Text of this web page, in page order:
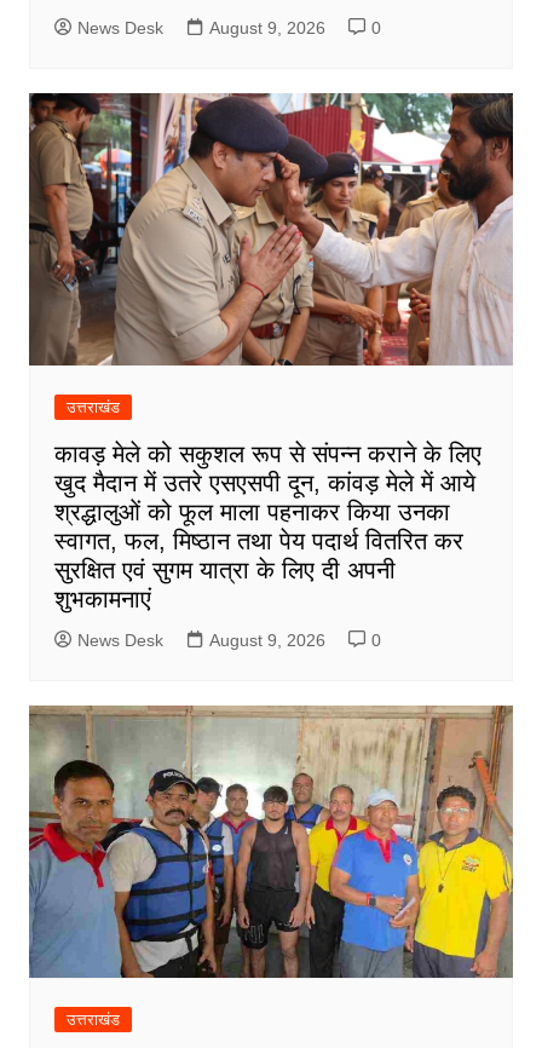
News Desk August 9, 2026 0
उत्तराखंड
कावड़ मेले को सकुशल रूप से संपन्न कराने के लिए
खुद मैदान में उतरे एसएसपी दून, कांवड़ मेले में आये
श्रद्धालुओं को फूल माला पहनाकर किया उनका
स्वागत, फल, मिष्ठान तथा पेय पदार्थ वितरित कर
सुरक्षित एवं सुगम यात्रा के लिए दी अपनी
शुभकामनाएं
News Desk August 9, 2026 0
उत्तराखंड